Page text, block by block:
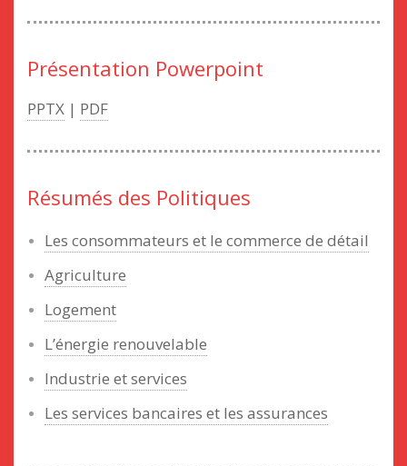
Présentation Powerpoint
PPTX | PDF
Résumés des Politiques
Les consommateurs et le commerce de détail
Agriculture
Logement
L’énergie renouvelable
Industrie et services
Les services bancaires et les assurances